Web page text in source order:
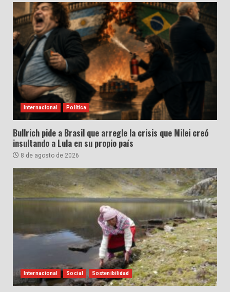
Internacional Política
Bullrich pide a Brasil que arregle la crisis que Milei creó
insultando a Lula en su propio país
8 de agosto de 2026
Internacional Social Sostenibilidad